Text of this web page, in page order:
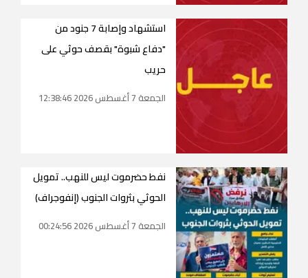
استشهاد وإصابة 7 جنود من
"دفاع شبوة" بقصف حوثي على
حريب
الجمعة 7 أغسطس 2026 12:38:46
نفط حضرموت ليس للنهب.. تمويل
الحوثي بثروات الجنوب (إنفوجراف)
الجمعة 7 أغسطس 2026 00:24:56